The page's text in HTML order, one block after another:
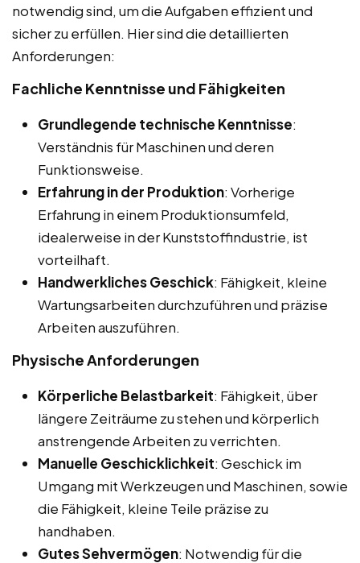
notwendig sind, um die Aufgaben effizient und
sicher zu erfüllen. Hier sind die detaillierten
Anforderungen:
Fachliche Kenntnisse und Fähigkeiten
Grundlegende technische Kenntnisse:
Verständnis für Maschinen und deren
Funktionsweise.
Erfahrung in der Produktion: Vorherige
Erfahrung in einem Produktionsumfeld,
idealerweise in der Kunststoffindustrie, ist
vorteilhaft.
Handwerkliches Geschick: Fähigkeit, kleine
Wartungsarbeiten durchzuführen und präzise
Arbeiten auszuführen.
Physische Anforderungen
Körperliche Belastbarkeit: Fähigkeit, über
längere Zeiträume zu stehen und körperlich
anstrengende Arbeiten zu verrichten.
Manuelle Geschicklichkeit: Geschick im
Umgang mit Werkzeugen und Maschinen, sowie
die Fähigkeit, kleine Teile präzise zu
handhaben.
Gutes Sehvermögen: Notwendig für die